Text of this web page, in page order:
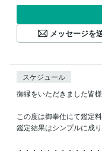
メッセージを
スケジュール
御縁をいただきました皆
この度は御奉仕にて鑑定
鑑定結果はシンプルに成
・・・・・・・・・・・